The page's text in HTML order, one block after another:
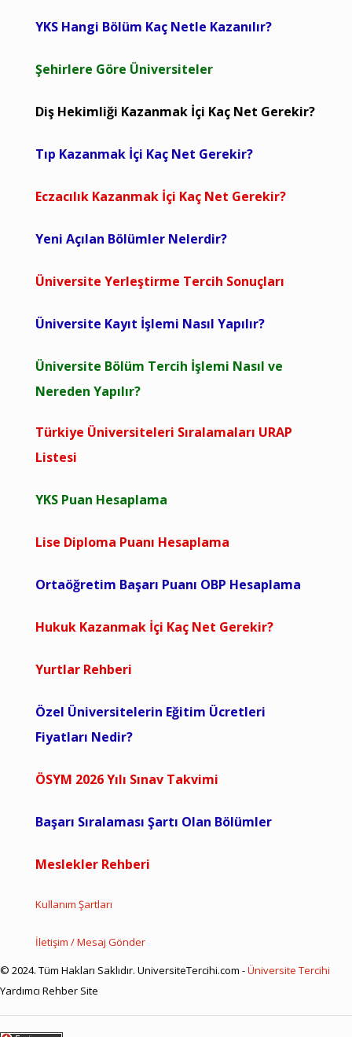
YKS Hangi Bölüm Kaç Netle Kazanılır?
Şehirlere Göre Üniversiteler
Diş Hekimliği Kazanmak İçi Kaç Net Gerekir?
Tıp Kazanmak İçi Kaç Net Gerekir?
Eczacılık Kazanmak İçi Kaç Net Gerekir?
Yeni Açılan Bölümler Nelerdir?
Üniversite Yerleştirme Tercih Sonuçları
Üniversite Kayıt İşlemi Nasıl Yapılır?
Üniversite Bölüm Tercih İşlemi Nasıl ve
Nereden Yapılır?
Türkiye Üniversiteleri Sıralamaları URAP
Listesi
YKS Puan Hesaplama
Lise Diploma Puanı Hesaplama
Ortaöğretim Başarı Puanı OBP Hesaplama
Hukuk Kazanmak İçi Kaç Net Gerekir?
Yurtlar Rehberi
Özel Üniversitelerin Eğitim Ücretleri
Fiyatları Nedir?
ÖSYM 2026 Yılı Sınav Takvimi
Başarı Sıralaması Şartı Olan Bölümler
Meslekler Rehberi
Kullanım Şartları
İletişim / Mesaj Gönder
© 2024. Tüm Hakları Saklıdır. UniversiteTercihi.com -Üniversite Tercihi
Yardımcı Rehber Site